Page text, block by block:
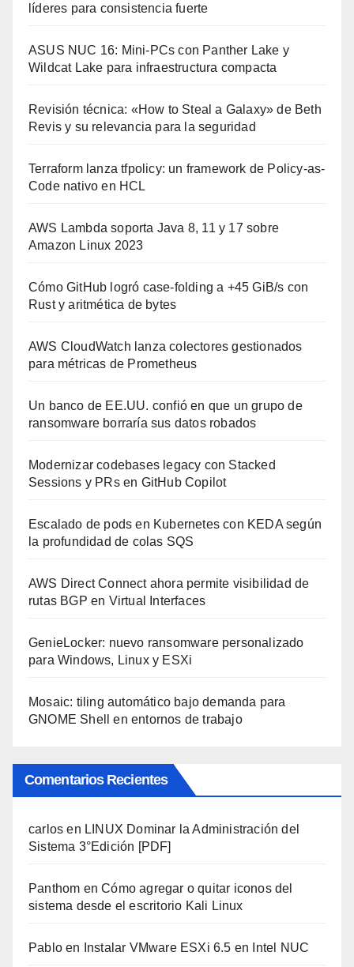
líderes para consistencia fuerte
ASUS NUC 16: Mini-PCs con Panther Lake y
Wildcat Lake para infraestructura compacta
Revisión técnica: «How to Steal a Galaxy» de Beth
Revis y su relevancia para la seguridad
Terraform lanza tfpolicy: un framework de Policy-as-
Code nativo en HCL
AWS Lambda soporta Java 8, 11 y 17 sobre
Amazon Linux 2023
Cómo GitHub logró case-folding a +45 GiB/s con
Rust y aritmética de bytes
AWS CloudWatch lanza colectores gestionados
para métricas de Prometheus
Un banco de EE.UU. confió en que un grupo de
ransomware borraría sus datos robados
Modernizar codebases legacy con Stacked
Sessions y PRs en GitHub Copilot
Escalado de pods en Kubernetes con KEDA según
la profundidad de colas SQS
AWS Direct Connect ahora permite visibilidad de
rutas BGP en Virtual Interfaces
GenieLocker: nuevo ransomware personalizado
para Windows, Linux y ESXi
Mosaic: tiling automático bajo demanda para
GNOME Shell en entornos de trabajo
Comentarios Recientes
carlos en LINUX Dominar la Administración del
Sistema 3°Edición [PDF]
Panthom enCómo agregar o quitar iconos del
sistema desde el escritorio Kali Linux
Pablo en Instalar VMware ESXi 6.5 en Intel NUC